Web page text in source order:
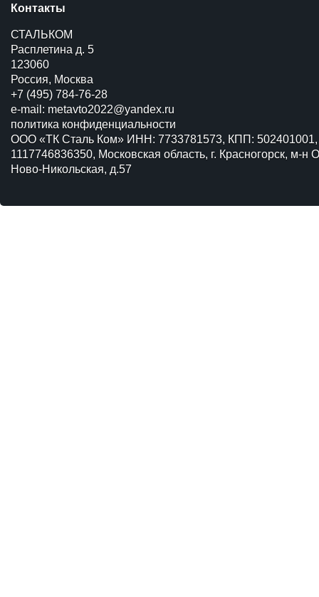
Контакты
СТАЛЬКОМ
Расплетина д. 5
123060
Россия, Москва
+7 (495) 784-76-28
e-mail: metavto2022@yandex.ru
политика конфиденциальности
ООО «ТК Сталь Ком» ИНН: 7733781573, КПП:
1117746836350, Московская область, г. Красногорск, м-н
Ново-Никольская, д.57